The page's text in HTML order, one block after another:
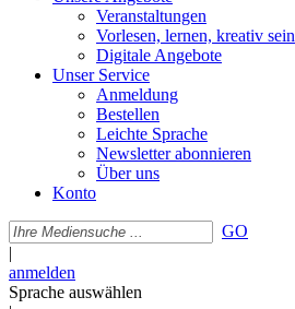
Veranstaltungen
Vorlesen, lernen, kreativ sein
Digitale Angebote
Unser Service
Anmeldung
Bestellen
Leichte Sprache
Newsletter abonnieren
Über uns
Konto
GO
|
anmelden
Sprache auswählen